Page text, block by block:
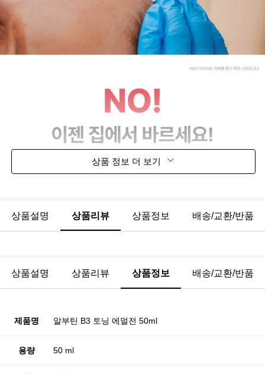
상품 정보 더 보기
상품설명 상품리뷰 상품정보 배송/교환/반품
상품설명 상품리뷰 상품정보 배송/교환/반품
제품명 알부틴 B3 토닝 에멀전 50ml
용량 50 ml